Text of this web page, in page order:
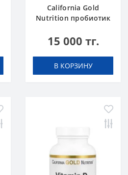
California Gold
Nutrition пробиотик
КОЕ 60 капсул
15 000 тг.
В КОРЗИНУ